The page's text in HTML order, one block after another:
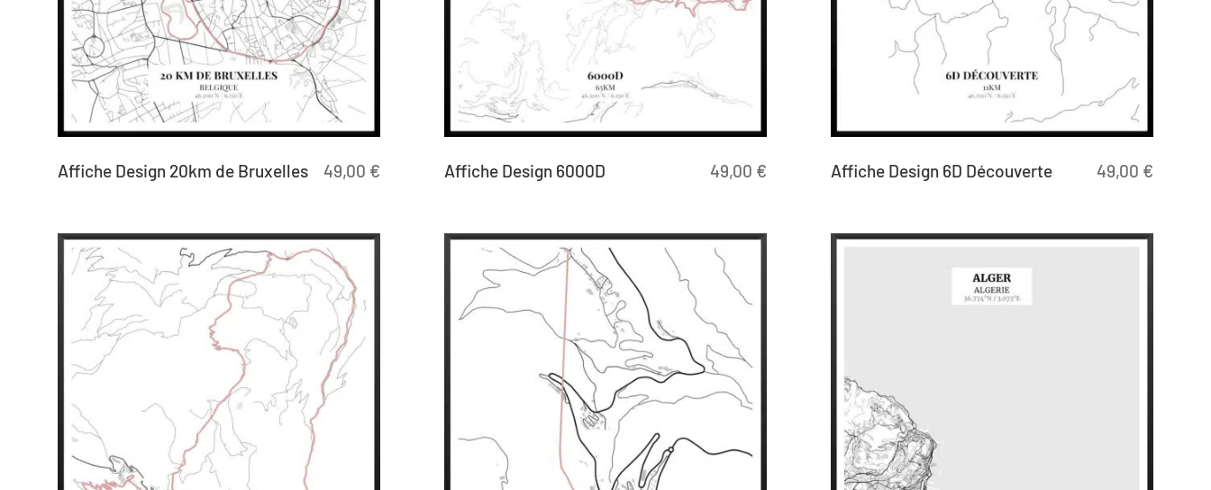
49,00 €
Affiche Design 20km de Bruxelles 49,00 €
Affiche Design 6000D 49,00 €
Affiche Design 6D Découverte